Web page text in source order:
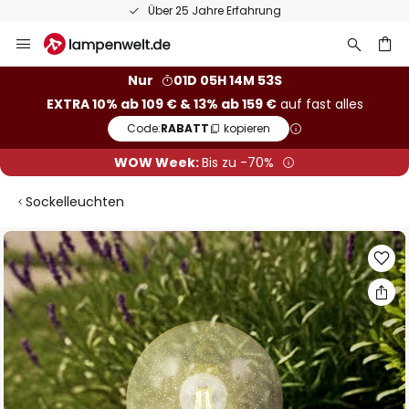
Über 25 Jahre Erfahrung
Inhalt
Nur
01D 05H 14M 53S
EXTRA 10% ab 109 € & 13% ab 159 €auf fast alles
Code:RABATT kopieren
WOW Week:Bis zu -70%
Sockelleuchten
Zum
Ende
der
Bildgalerie
springen